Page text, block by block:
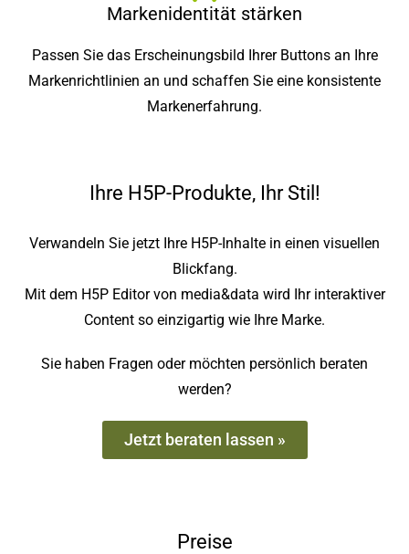
Markenidentität stärken
Passen Sie das Erscheinungsbild Ihrer Buttons an Ihre
Markenrichtlinien an und schaffen Sie eine konsistente
Markenerfahrung.
Ihre H5P-Produkte, Ihr Stil!
Verwandeln Sie jetzt Ihre H5P-Inhalte in einen visuellen
Blickfang.
Mit dem H5P Editor von media&data wird Ihr interaktiver
Content so einzigartig wie Ihre Marke.
Sie haben Fragen oder möchten persönlich beraten
werden?
Jetzt beraten lassen »
Preise